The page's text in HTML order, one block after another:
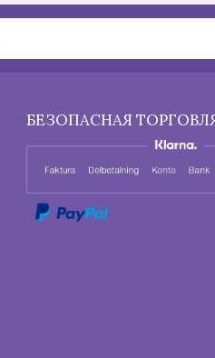
БЕЗОПАСНАЯ